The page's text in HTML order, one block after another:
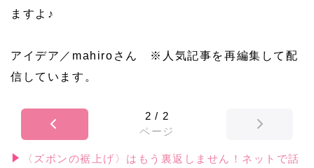
ますよ♪
アイデア／mahiroさん ※人気記事を再編集して配
信しています。
2 / 2
ページ
〈ズボンの裾上げ〉はもう裏返しません！ネットで話